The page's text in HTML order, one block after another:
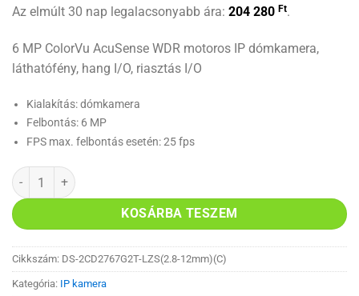
was:
215 163 Ft.
is:
204 280 Ft.
Az elmúlt 30 nap legalacsonyabb ára: 204 280 Ft.
6 MP ColorVu AcuSense WDR motoros IP dómkamera,
láthatófény, hang I/O, riasztás I/O
Kialakítás: dómkamera
Felbontás: 6 MP
FPS max. felbontás esetén: 25 fps
Hikvision DS-2CD2767G2T-LZS(2.8-12mm)(C) IP kamera
KOSÁRBA TESZEM
Cikkszám: DS-2CD2767G2T-LZS(2.8-12mm)(C)
Kategória: IP kamera